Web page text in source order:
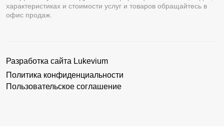
характеристиках и стоимости услуг и товаров обращайтесь в
офис продаж.
Разработка сайта Lukevium
Политика конфиденциальности
Пользовательское соглашение